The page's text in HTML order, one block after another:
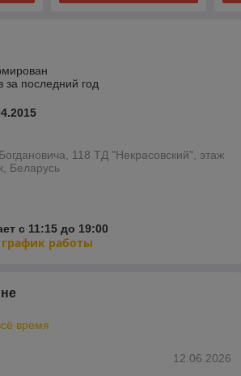
за последний год
118 ТД "Некрасовский", этаж
Беларусь
с 11:15 до 19:00
график работы
время
12.06.2026